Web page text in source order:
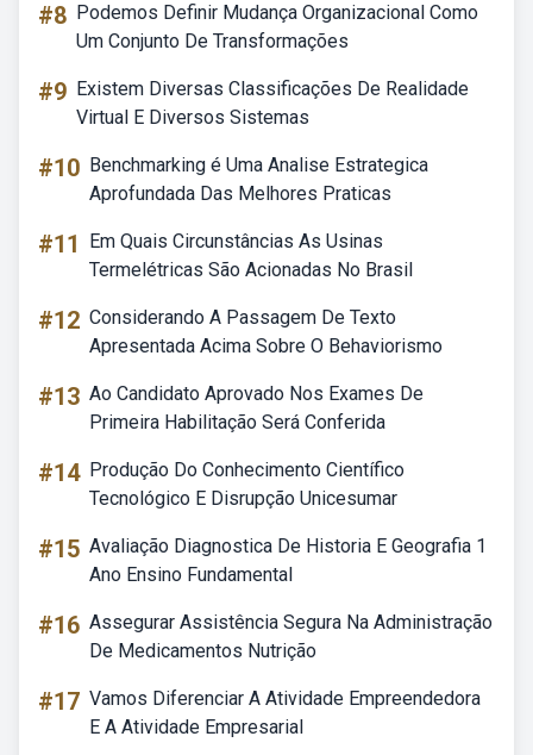
#8 Podemos Definir Mudança Organizacional Como
Um Conjunto De Transformações
#9 Existem Diversas Classificações De Realidade
Virtual E Diversos Sistemas
#10 Benchmarking é Uma Analise Estrategica
Aprofundada Das Melhores Praticas
#11
Em Quais Circunstâncias As Usinas
Termelétricas São Acionadas No Brasil
#12 Considerando A Passagem De Texto
Apresentada Acima Sobre O Behaviorismo
#13 Ao Candidato Aprovado Nos Exames De
Primeira Habilitação Será Conferida
#14 Produção Do Conhecimento Científico
Tecnológico E Disrupção Unicesumar
#15 Avaliação Diagnostica De Historia E Geografia 1
Ano Ensino Fundamental
#16 Assegurar Assistência Segura Na Administração
De Medicamentos Nutrição
#17 Vamos Diferenciar A Atividade Empreendedora
E A Atividade Empresarial